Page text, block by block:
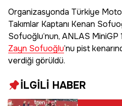
Organizasyonda Türkiye
Takımlar Kaptanı Kenan
Sofuoğlu’nun, ANLAS MiniGP
Zayn Sofuoğlu’nu pist
verdiği görüldü.
İLGİLİ HABER